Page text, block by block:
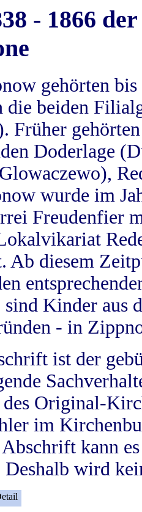
- 1866
gehörten
die beiden
Früher
Doderlage
wurde im
Freudenfier
Ab diesem
sind Kinder aus
- in
ist der
Original-
im
kann
Deshalb wird